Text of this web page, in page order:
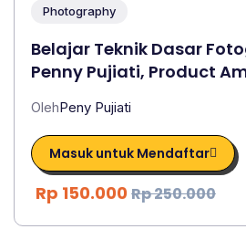
Photography
Belajar Teknik Dasar
Penny Pujiati, Product
OlehPeny Pujiati
Masuk untuk Mendaftar
Rp 150.000 Rp 250.000